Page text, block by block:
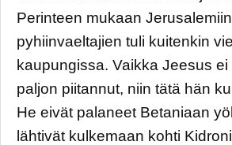
Perinteen mukaan
pyhiinvaeltajien tuli kuitenkin
kaupungissa. Vaikka Jeesus ei
paljon piitannut, niin tätä hän
He eivät palaneet Betaniaan
lähtivät kulkemaan kohti